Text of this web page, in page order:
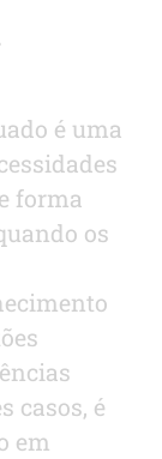
é uma
forma
os
casos, é
em